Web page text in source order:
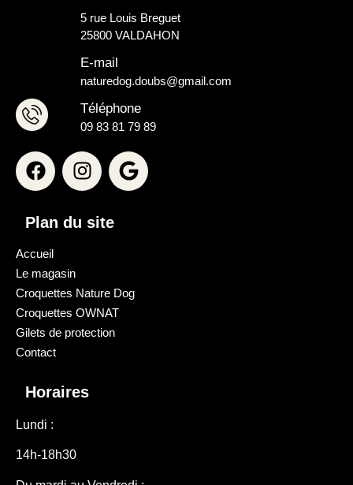
5 rue Louis Breguet
25800 VALDAHON
E-mail
naturedog.doubs@gmail.com
Téléphone
09 83 81 79 89
Plan du site
Accueil
Le magasin
Croquettes Nature Dog
Croquettes OWNAT
Gilets de protection
Contact
Horaires
Lundi :
14h-18h30